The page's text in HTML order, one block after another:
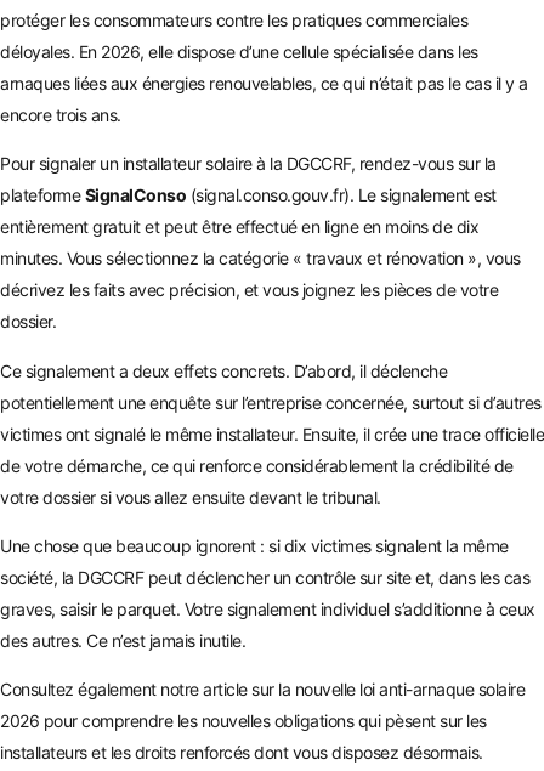
protéger les consommateurs contre les pratiques commerciales
déloyales. En 2026, elle dispose d’une cellule spécialisée dans les
arnaques liées aux énergies renouvelables, ce qui n’était pas le cas il y a
encore trois ans.
Pour signaler un installateur solaire à la DGCCRF, rendez-vous sur la
plateformeSignalConso (signal.conso.gouv.fr). Le signalement est
entièrement gratuit et peut être effectué en ligne en moins de dix
minutes. Vous sélectionnez la catégorie « travaux et rénovation », vous
décrivez les faits avec précision, et vous joignez les pièces de votre
dossier.
Ce signalement a deux effets concrets. D’abord, il déclenche
potentiellement une enquête sur l’entreprise concernée, surtout si d’autres
victimes ont signalé le même installateur. Ensuite, il crée une trace officielle
de votre démarche, ce qui renforce considérablement la crédibilité de
votre dossier si vous allez ensuite devant le tribunal.
Une chose que beaucoup ignorent : si dix victimes signalent la même
société, la DGCCRF peut déclencher un contrôle sur site et, dans les cas
graves, saisir le parquet. Votre signalement individuel s’additionne à ceux
des autres. Ce n’est jamais inutile.
Consultez également notre article sur la nouvelle loi anti-arnaque solaire
2026 pour comprendre les nouvelles obligations qui pèsent sur les
installateurs et les droits renforcés dont vous disposez désormais.